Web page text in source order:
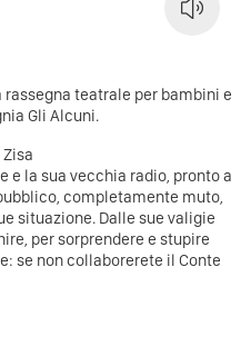
rassegna teatrale per bambini e
Gli Alcuni.
e la sua vecchia radio, pronto a
completamente muto,
situazione. Dalle sue valigie
per sorprendere e stupire
se non collaborerete il Conte